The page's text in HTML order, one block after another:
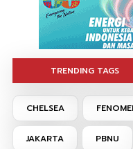
TRENDING TAGS
CHELSEA
JAKARTA PBNU